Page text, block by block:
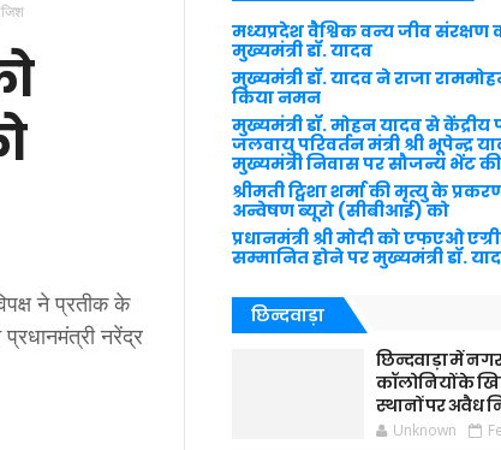
ने प्रतीक के
नरेंद्र
मध्यप्रदेश वैश्विक वन्य जीव संरक्षण
मुख्यमंत्री डॉ. यादव
मुख्यमंत्री डॉ. यादव ने राजा
किया नमन
मुख्यमंत्री डॉ. मोहन यादव से केंद्रीय
जलवायु परिवर्तन मंत्री श्री भूपेन्द्र
मुख्यमंत्री निवास पर सौजन्य भेंट
श्रीमती ट्विशा शर्मा की मृत्यु के
अन्वेषण ब्यूरो (सीबीआई) को
प्रधानमंत्री श्री मोदी को एफएओ
सम्मानित होने पर मुख्यमंत्री डॉ.
छिन्दवाड़ा
छिन्दवाड़ा में
कॉलोनियों के
स्थानों पर अवैध
Unknown